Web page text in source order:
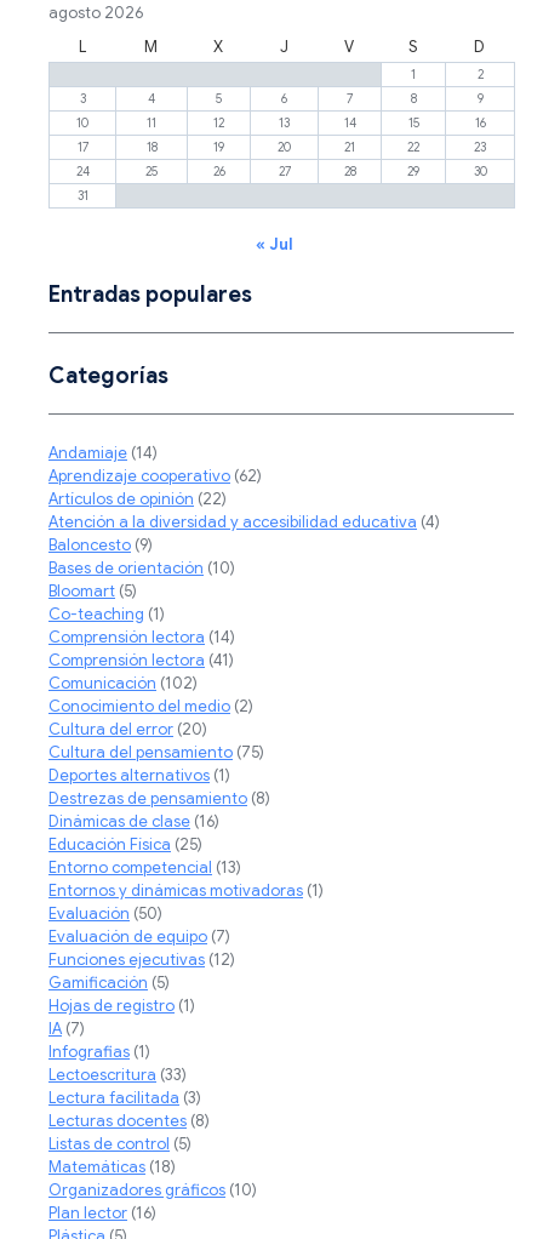
agosto 2026
L
M X J V S D
1
2
3
4 5 6 7 8
9
10
11 12 13 14 15
16
17
18 19 20 21 22
23
24
25 26 27 28 29
30
31
« Jul
Entradas populares
Categorías
Andamiaje (14)
Aprendizaje cooperativo (62)
Artículos de opinión (22)
Atención a la diversidad y accesibilidad educativa (4)
Baloncesto (9)
Bases de orientación (10)
Bloomart (5)
Co-teaching (1)
Comprensión lectora (14)
Comprensión lectora (41)
Comunicación (102)
Conocimiento del medio (2)
Cultura del error (20)
Cultura del pensamiento (75)
Deportes alternativos (1)
Destrezas de pensamiento (8)
Dinámicas de clase (16)
Educación Física (25)
Entorno competencial (13)
Entornos y dinámicas motivadoras (1)
Evaluación (50)
Evaluación de equipo (7)
Funciones ejecutivas (12)
Gamificación (5)
Hojas de registro (1)
IA (7)
Infografias (1)
Lectoescritura (33)
Lectura facilitada (3)
Lecturas docentes (8)
Listas de control (5)
Matemáticas (18)
Organizadores gráficos (10)
Plan lector (16)